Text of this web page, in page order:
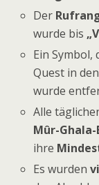
Der
wurde bis
Ein Symbol,
Quest in den
wurde
Alle
Mûr-
ihre
Es wurden